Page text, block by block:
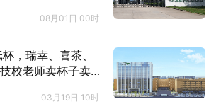
08月01日 00时
，瑞幸、喜茶、
校老师卖杯子卖
03月19日 10时